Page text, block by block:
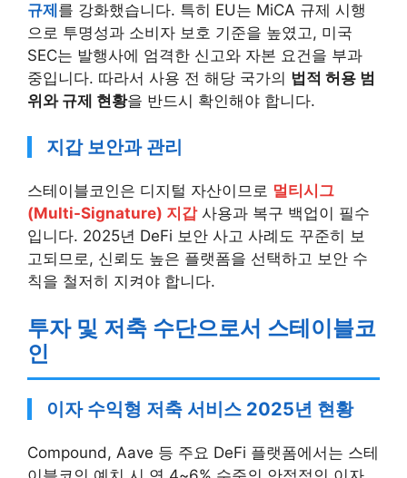
규제 를 강화했습니다. 특히 EU는 MiCA 규제 시행
으로 투명성과 소비자 보호 기준을 높였고, 미국
SEC는 발행사에 엄격한 신고와 자본 요건을 부과
중입니다. 따라서 사용 전 해당 국가의 법적 허용 범
위와 규제 현황을 반드시 확인해야 합니다.
지갑 보안과 관리
스테이블코인은 디지털 자산이므로 멀티시그
(Multi-Signature) 지갑사용과 복구 백업이 필수
입니다. 2025년 DeFi 보안 사고 사례도 꾸준히 보
고되므로, 신뢰도 높은 플랫폼을 선택하고 보안 수
칙을 철저히 지켜야 합니다.
투자 및 저축 수단으로서 스테이블코
인
이자 수익형 저축 서비스 2025년 현황
Compound, Aave 등 주요 DeFi 플랫폼에서는 스테